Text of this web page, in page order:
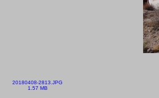
20180408-2813.JPG
1.57 MB